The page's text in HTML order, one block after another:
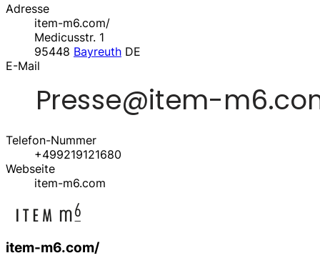
Adresse
item-m6.com/
Medicusstr. 1
95448 Bayreuth DE
E-Mail
Telefon-Nummer
+499219121680
Webseite
item-m6.com
item-m6.com/